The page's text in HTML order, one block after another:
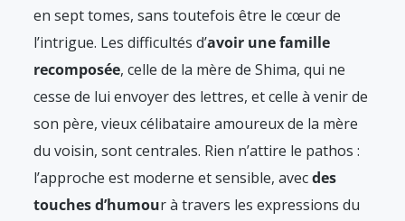
en sept tomes, sans toutefois être le cœur de
l’intrigue. Les difficultés d’avoir une famille
recomposée, celle de la mère de Shima, qui ne
cesse de lui envoyer des lettres, et celle à venir de
son père, vieux célibataire amoureux de la mère
du voisin, sont centrales. Rien n’attire le pathos :
l’approche est moderne et sensible, avecdes
touches d’humour à travers les expressions du